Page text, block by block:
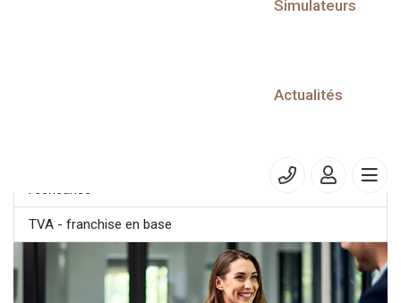
Simulateurs
Actualités
CFE et/ou IFER (solde) : Adhésion au prélèvement à
l’échéance
TVA - franchise en base